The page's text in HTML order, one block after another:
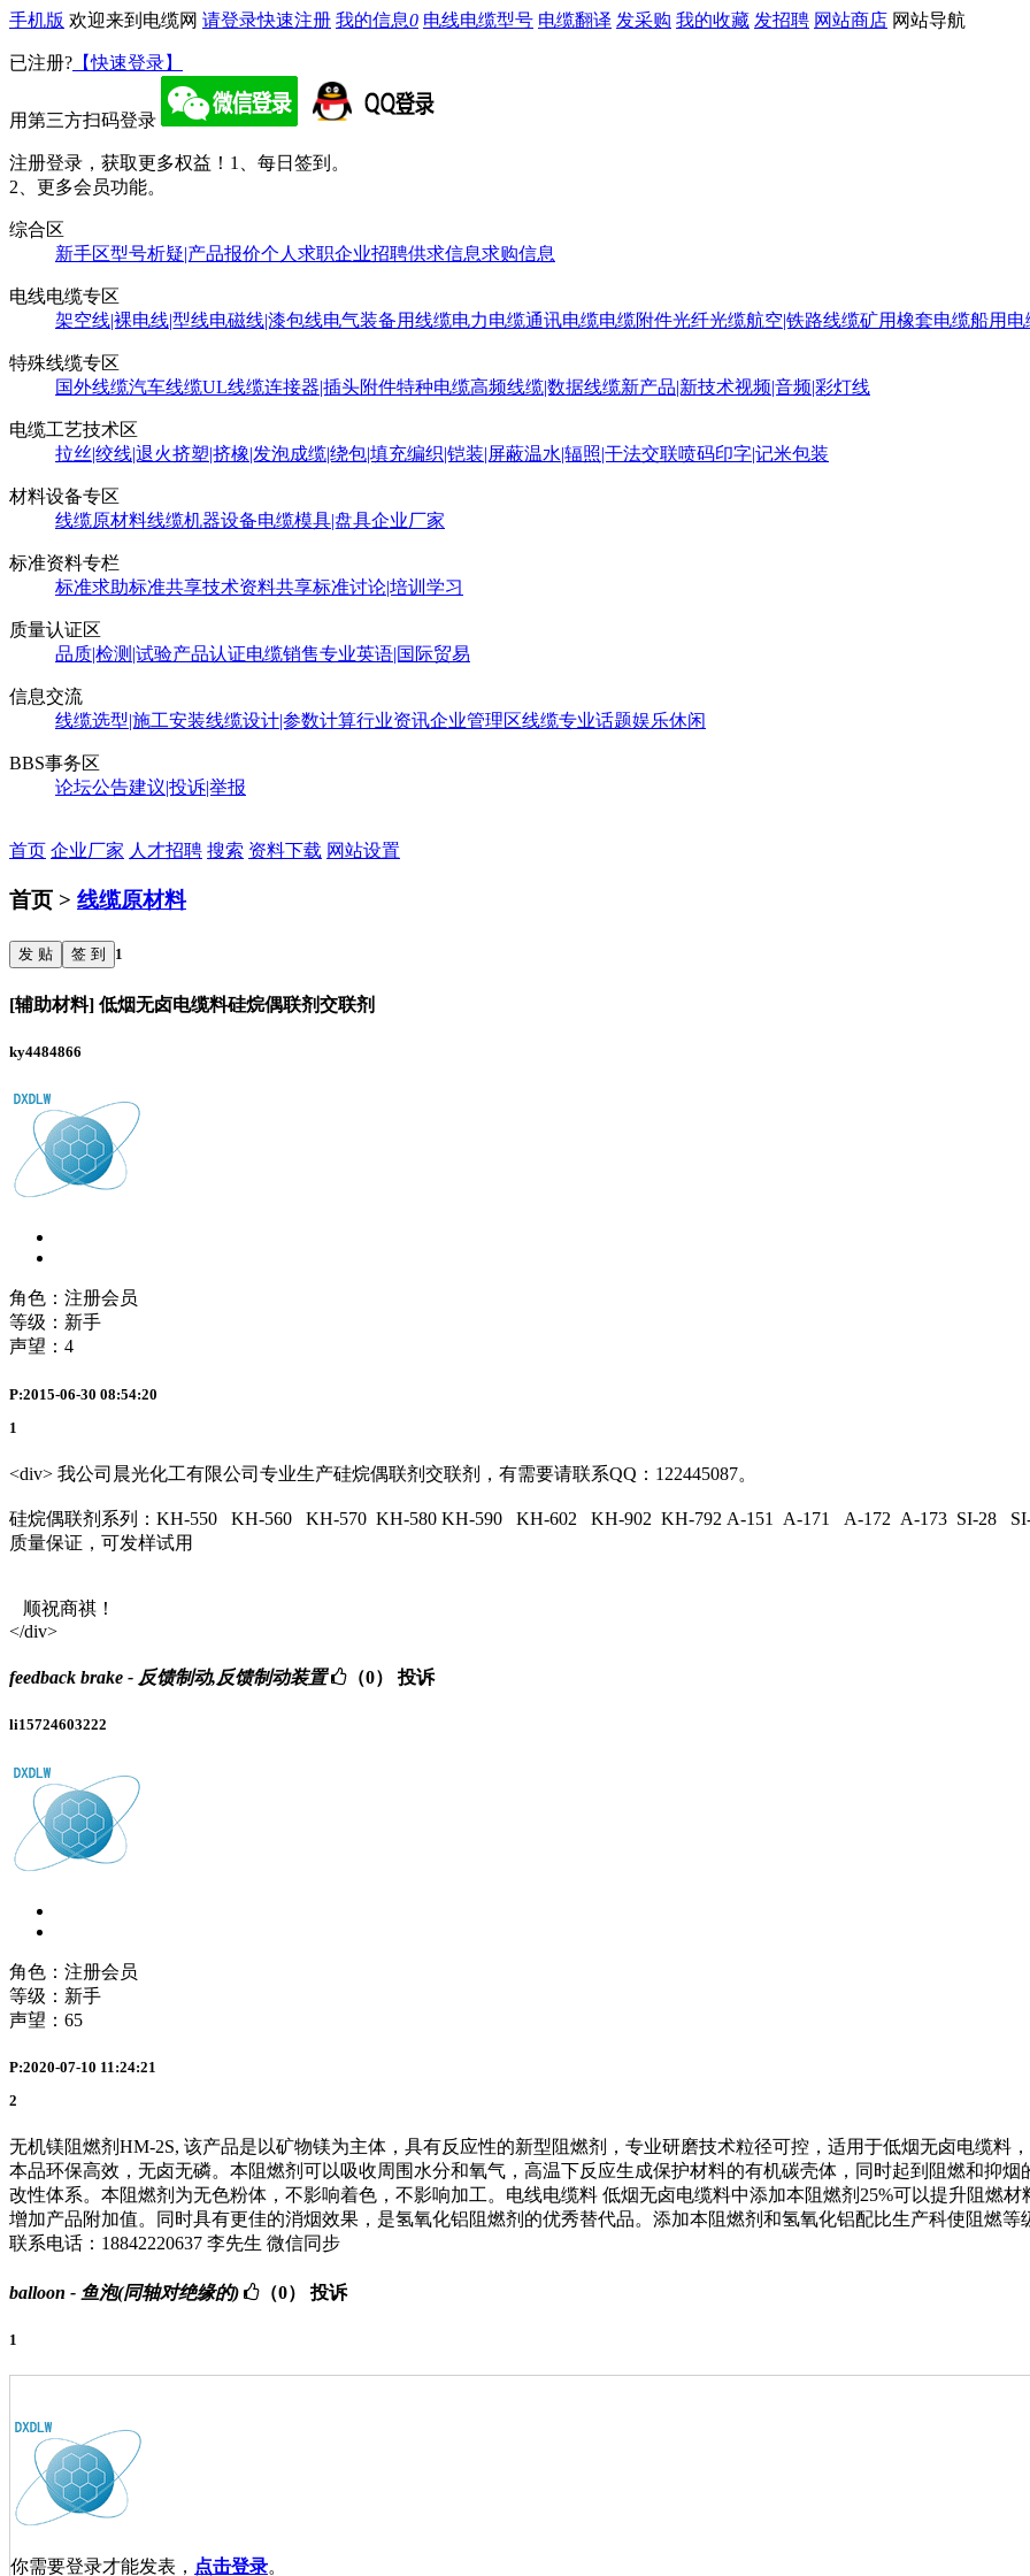
手机版 欢迎来到电缆网 请登录快速注册 我的信息0 电线电缆型号 电缆翻译 发采购 我的收藏 发招聘 网站商店 网站导航
已注册? 【快速登录】
用第三方扫码登录
注册登录，获取更多权益！ 1、每日签到。
2、更多会员功能。
综合区
新手区型号析疑|产品报价个人求职企业招聘供求信息求购信息
电线电缆专区
架空线|裸电线|型线电磁线|漆包线电气装备用线缆电力电缆通讯电缆电缆附件光纤光缆航空|铁路线缆矿用橡套电缆船用电
特殊线缆专区
国外线缆汽车线缆UL线缆连接器|插头附件特种电缆高频线缆|数据线缆新产品|新技术视频|音频|彩灯线
电缆工艺技术区
拉丝|绞线|退火挤塑|挤橡|发泡成缆|绕包|填充编织|铠装|屏蔽温水|辐照|干法交联喷码印字|记米包装
材料设备专区
线缆原材料线缆机器设备电缆模具|盘具企业厂家
标准资料专栏
标准求助标准共享技术资料共享标准讨论|培训学习
质量认证区
品质|检测|试验产品认证电缆销售专业英语|国际贸易
信息交流
线缆选型|施工安装线缆设计|参数计算行业资讯企业管理区线缆专业话题娱乐休闲
BBS事务区
论坛公告建议|投诉|举报
首页 企业厂家 人才招聘 搜索 资料下载 网站设置
首页 > 线缆原材料
发 贴 签 到 1
[辅助材料] 低烟无卤电缆料硅烷偶联剂交联剂
ky4484866
角色：注册会员
等级：新手
声望： 4
P:2015-06-30 08:54:20
1
<div> 我公司晨光化工有限公司专业生产硅烷偶联剂交联剂，有需要请联系QQ：122445087。
硅烷偶联剂系列：KH-550 KH-560 KH-570 KH-580 KH-590 KH-602 KH-902 KH-792 A-151 A-171 A-172 A-173 SI-28
质量保证，可发样试用
顺祝商祺！
</div>
feedback brake - 反馈制动,反馈制动装置 （0） 投诉
li15724603222
角色：注册会员
等级：新手
声望： 65
P:2020-07-10 11:24:21
2
无机镁阻燃剂HM-2S, 该产品是以矿物镁为主体，具有反应性的新型阻燃剂，专业研磨技术粒径可控，适用于低烟无卤电缆料
本品环保高效，无卤无磷。本阻燃剂可以吸收周围水分和氧气，高温下反应生成保护材料的有机碳壳体，同时起到阻燃和抑
改性体系。本阻燃剂为无色粉体，不影响着色，不影响加工。电线电缆料 低烟无卤电缆料中添加本阻燃剂25%可以提升阻燃
增加产品附加值。同时具有更佳的消烟效果，是氢氧化铝阻燃剂的优秀替代品。添加本阻燃剂和氢氧化铝配比生产科使阻燃等
联系电话：18842220637 李先生 微信同步
balloon - 鱼泡(同轴对绝缘的) （0） 投诉
1
你需要登录才能发表， 点击登录。